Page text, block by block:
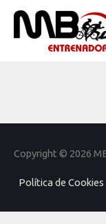
Copyright © 2026
Política de Cookies